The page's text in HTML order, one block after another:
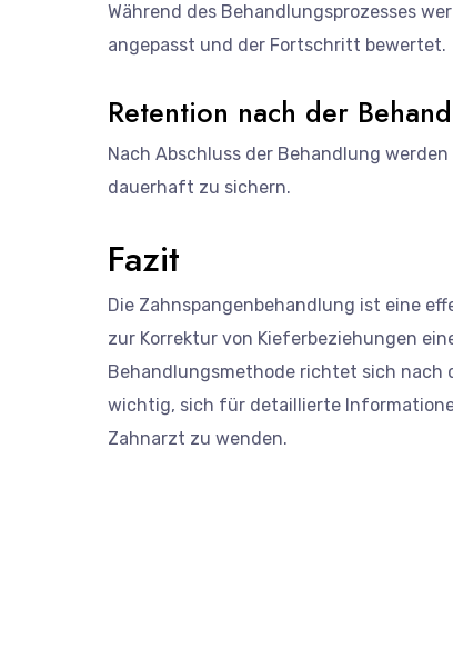
Während des Behandlungsprozesses
angepasst und der Fortschritt bewertet.
Retention nach der
Nach Abschluss der Behandlung
dauerhaft zu sichern.
Fazit
Die Zahnspangenbehandlung ist eine
zur Korrektur von Kieferbeziehungen
Behandlungsmethode richtet sich nach
wichtig, sich für detaillierte
Zahnarzt zu wenden.